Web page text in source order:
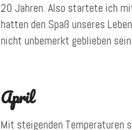
20 Jahren. Also startete ich
hatten den Spaß unseres
nicht unbemerkt geblieben
April
Mit steigenden Temperaturen